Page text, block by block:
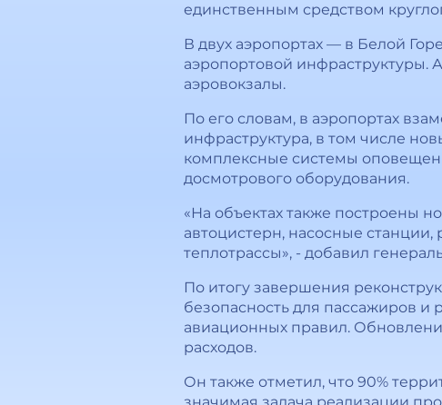
единственным средством
В двух аэропортах — в Белой
аэропортовой инфраструктуры.
аэровокзалы.
По его словам, в аэропортах
инфраструктура, в том числе
комплексные системы
досмотрового оборудования.
«На объектах также построены
автоцистерн, насосные
теплотрассы», - добавил
По итогу завершения
безопасность для пассажиров и
авиационных правил.
расходов.
Он также отметил, что 90%